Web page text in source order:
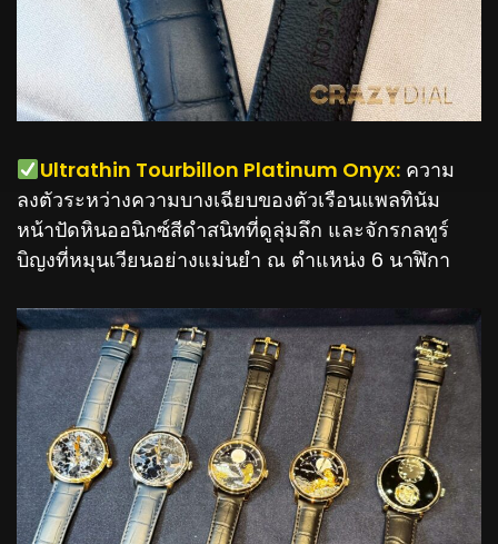
️Ultrathin Tourbillon Platinum Onyx:ความ
ลงตัวระหว่างความบางเฉียบของตัวเรือนแพลทินัม
หน้าปัดหินออนิกซ์สีดำสนิทที่ดูลุ่มลึก และจักรกลทูร์
บิญงที่หมุนเวียนอย่างแม่นยำ ณ ตำแหน่ง 6 นาฬิกา